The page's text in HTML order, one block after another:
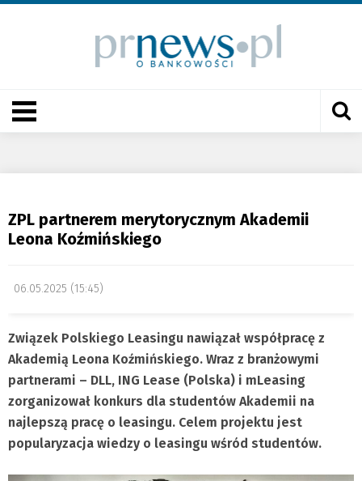
ZPL partnerem merytorycznym Akademii
Leona Koźmińskiego
06.05.2025 (15:45)
Związek Polskiego Leasingu nawiązał współpracę z
Akademią Leona Koźmińskiego. Wraz z branżowymi
partnerami – DLL, ING Lease (Polska) i mLeasing
zorganizował konkurs dla studentów Akademii na
najlepszą pracę o leasingu. Celem projektu jest
popularyzacja wiedzy o leasingu wśród studentów.